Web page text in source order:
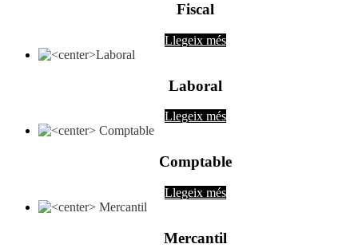
Fiscal
Llegeix més
Laboral
Llegeix més
Comptable
Llegeix més
Mercantil